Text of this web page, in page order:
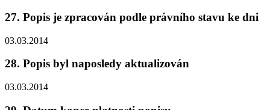
27. Popis je zpracován podle právního stavu ke dni
03.03.2014
28. Popis byl naposledy aktualizován
03.03.2014